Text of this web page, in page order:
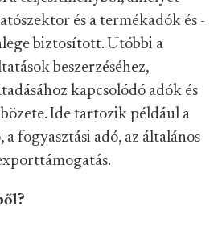
és a termékadók és -
biztosított. Utóbbi a
beszerzéséhez,
kapcsolódó adók és
Ide tartozik például a
a fogyasztási adó, az általános